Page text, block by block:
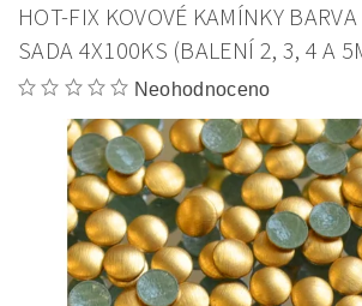
HOT-FIX KOVOVÉ KAMÍNKY
SADA 4X100KS (BALENÍ 2, 3, 4 A
Neohodnoceno